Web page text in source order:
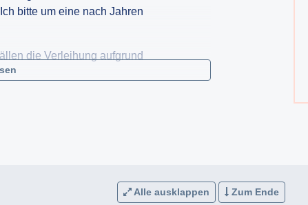
bitte um eine nach Jahren
die Verleihung aufgrund
(soweit diese nicht auf Seite 3 des unter
Alle ausklappen Zum Ende